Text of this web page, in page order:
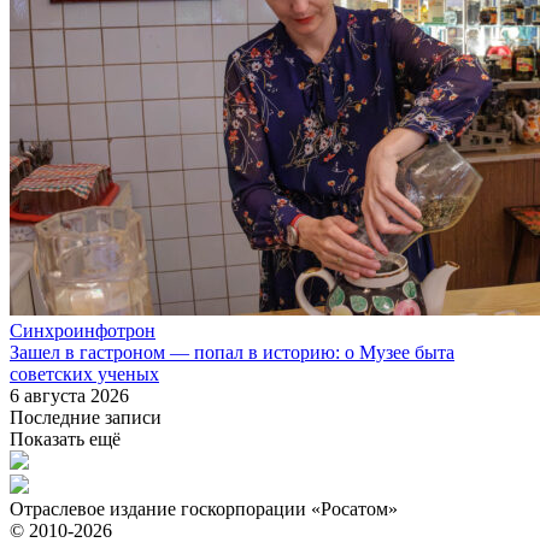
Синхроинфотрон
Зашел в гастроном — попал в историю: о Музее быта
советских ученых
6 августа 2026
Последние записи
Показать ещё
Отраслевое издание госкорпорации «Росатом»
© 2010-2026